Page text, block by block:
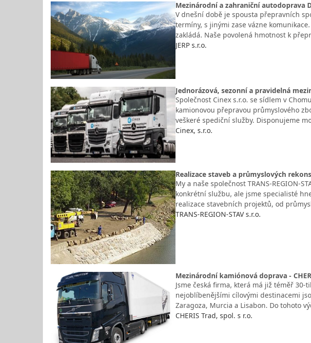
Mezinárodní a zahraniční autodoprava
V dnešní době je spousta přepravních
termíny, s jinými zase vázne
zakládá. Naše povolená hmotnost k
JERP s.r.o.
Jednorázová, sezonní a pravidelná
Společnost Cinex s.r.o. se sídlem v
kamionovou přepravou průmyslového
veškeré spediční služby. Disponujeme
Cinex, s.r.o.
Realizace staveb a průmyslových
My a naše společnost TRANS-REGION-
konkrétní službu, ale jsme specialisté
realizace stavebních projektů, od
TRANS-REGION-STAV s.r.o.
Mezinárodní kamiónová doprava -
Jsme česká firma, která má již téměř
nejoblíbenějšími cílovými destinacemi
Zaragoza, Murcia a Lisabon. Do tohoto
CHERIS Trad, spol. s r.o.